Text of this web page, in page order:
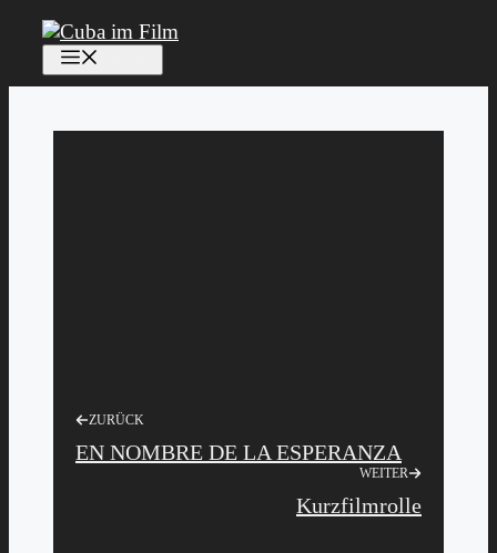
Zum
Inhalt
springen
ZURÜCK
EN NOMBRE DE LA ESPERANZA
WEITER
Kurzfilmrolle